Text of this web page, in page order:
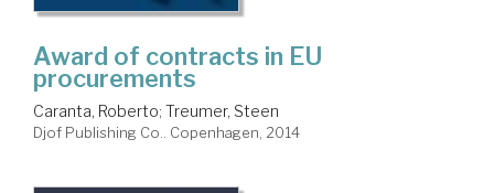
Award of contracts in EU
procurements
Caranta, Roberto; Treumer, Steen
Djof Publishing Co.. Copenhagen, 2014